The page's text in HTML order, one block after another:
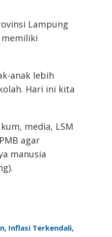
Lampung
anak lebih
Hari ini kita
media, LSM
agar
manusia
Inflasi Terkendali,